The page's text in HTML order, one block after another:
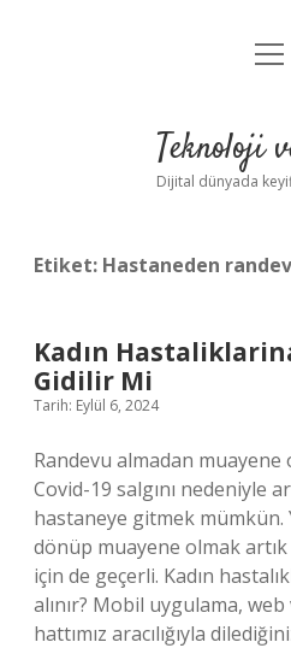
Yasal
Teknoloji
Dijital dünyada
Etiket: Hastaneden
Kadın
Gidilir Mi
Tarih: Eylül 6, 2024
Randevu almadan
Covid-19 salgını nedeniyle
hastaneye gitmek mümkün.
dönüp muayene olmak
için de geçerli. Kadın
alınır? Mobil uygulama,
hattımız aracılığıyla